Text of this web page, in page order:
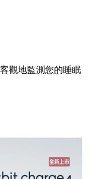
觀地監測您的睡眠